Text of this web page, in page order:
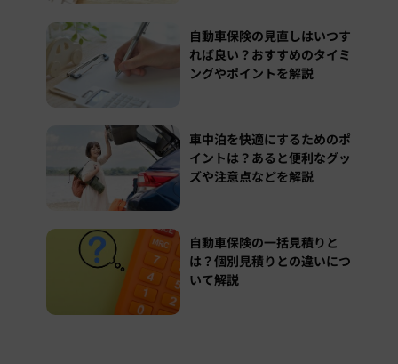
自動車保険の見直しはいつす
れば良い？おすすめのタイミ
ングやポイントを解説
車中泊を快適にするためのポ
イントは？あると便利なグッ
ズや注意点などを解説
自動車保険の一括見積りと
は？個別見積りとの違いにつ
いて解説